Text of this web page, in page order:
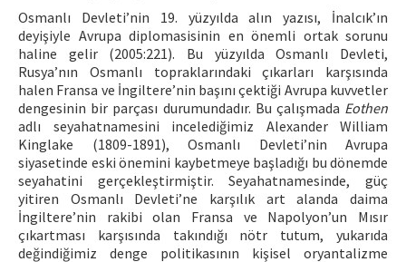
Osmanlı Devleti’nin 19. yüzyılda alın yazısı, İnalcık’ın
deyişiyle Avrupa diplomasisinin en önemli ortak sorunu
haline gelir (2005:221). Bu yüzyılda Osmanlı Devleti,
Rusya’nın Osmanlı topraklarındaki çıkarları karşısında
halen Fransa ve İngiltere’nin başını çektiği Avrupa kuvvetler
dengesinin bir parçası durumundadır. Bu çalışmada Eothen
adlı seyahatnamesini incelediğimiz Alexander William
Kinglake (1809-1891), Osmanlı Devleti’nin Avrupa
siyasetinde eski önemini kaybetmeye başladığı bu dönemde
seyahatini gerçekleştirmiştir. Seyahatnamesinde, güç
yitiren Osmanlı Devleti’ne karşılık art alanda daima
İngiltere’nin rakibi olan Fransa ve Napolyon’un Mısır
çıkartması karşısında takındığı nötr tutum, yukarıda
değindiğimiz denge politikasının kişisel oryantalizme